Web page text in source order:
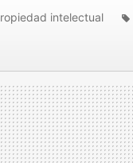
intelectual